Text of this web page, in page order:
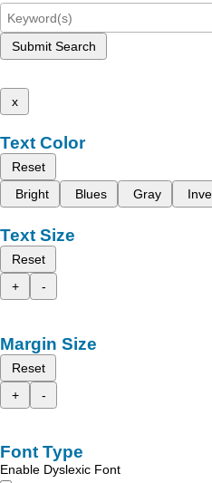
Submit Search
x
Text Color
Reset
Bright
Blues Gray
Text Size
Reset
+
-
Margin Size
Reset
+
-
Font Type
Enable Dyslexic Font